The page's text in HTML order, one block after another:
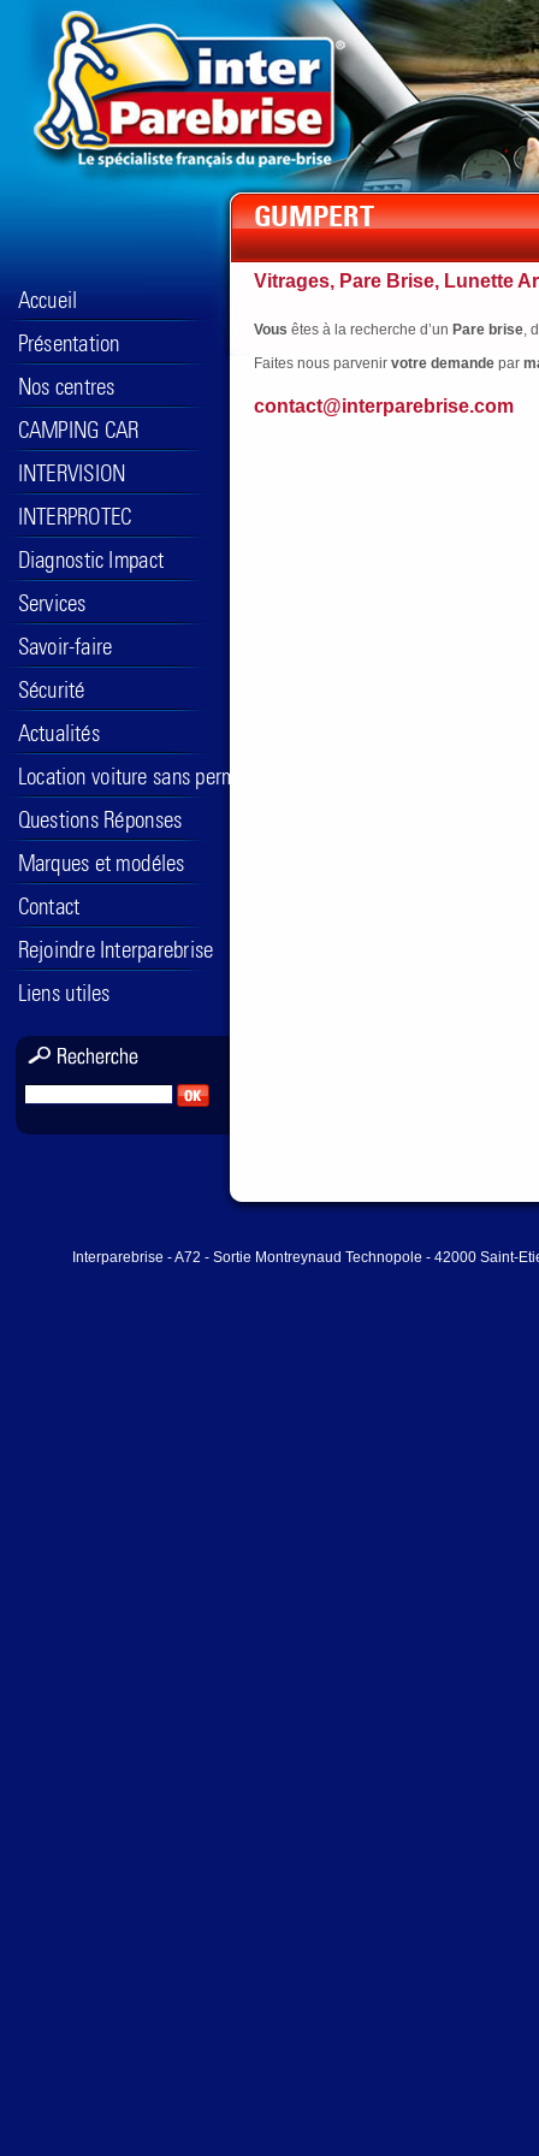
Vitrages, Pare Brise, Lunette
Vous êtes à la recherche d’un Pare brise,
Faites nous parvenir votre demande par
contact@interparebrise.com
Interparebrise - A72 - Sortie Montreynaud Technopole - 42000 Saint-